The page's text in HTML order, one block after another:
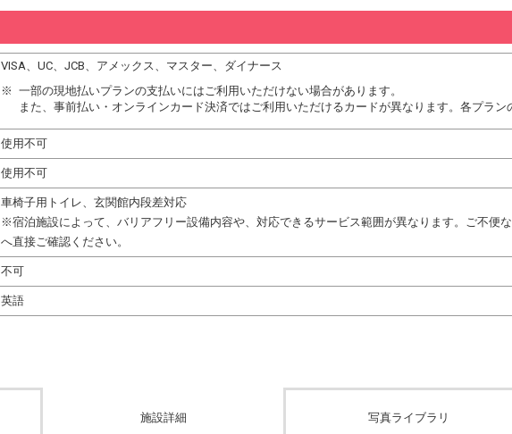
VISA、UC、JCB、アメックス、マスター、ダイナース
一部の現地払いプランの支払いにはご利用いただけない場合があります。
また、事前払い・オンラインカード決済ではご利用いただけるカードが異なります。各プラン
使用不可
使用不可
車椅子用トイレ、玄関館内段差対応
※宿泊施設によって、バリアフリー設備内容や、対応できるサービス範囲が異なります。ご不便
へ直接ご確認ください。
不可
英語
施設詳細 写真ライブラリ